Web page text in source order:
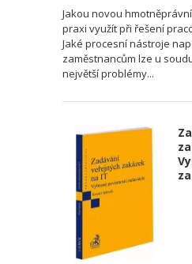
Jakou novou
praxi využít při řešení
Jaké procesní nástroje
zaměstnancům lze u
největší problémy...